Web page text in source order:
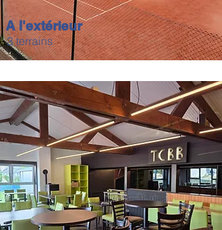
A l'extérieur
3 terrains